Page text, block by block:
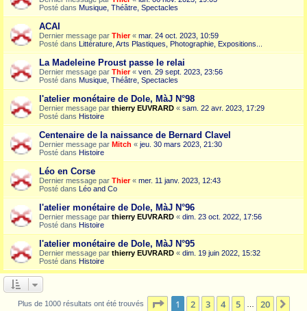
Posté dans Musique, Théâtre, Spectacles
ACAI
Dernier message par Thier« mar. 24 oct. 2023, 10:59
Posté dans Littérature, Arts Plastiques, Photographie, Expositions...
La Madeleine Proust passe le relai
Dernier message par Thier« ven. 29 sept. 2023, 23:56
Posté dans Musique, Théâtre, Spectacles
l'atelier monétaire de Dole, MàJ N°98
Dernier message par thierry EUVRARD « sam. 22 avr. 2023, 17:29
Posté dans Histoire
Centenaire de la naissance de Bernard Clavel
Dernier message par Mitch « jeu. 30 mars 2023, 21:30
Posté dans Histoire
Léo en Corse
Dernier message par Thier« mer. 11 janv. 2023, 12:43
Posté dans Léo and Co
l'atelier monétaire de Dole, MàJ N°96
Dernier message par thierry EUVRARD « dim. 23 oct. 2022, 17:56
Posté dans Histoire
l'atelier monétaire de Dole, MàJ N°95
Dernier message par thierry EUVRARD « dim. 19 juin 2022, 15:32
Posté dans Histoire
Plus de 1000 résultats ont été trouvés Page 1sur20
1 2 3 4 5 20